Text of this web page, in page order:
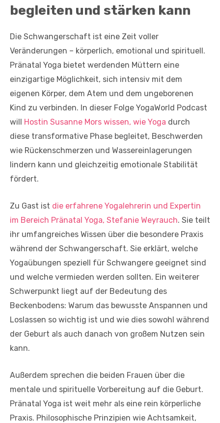
begleiten und stärken kann
Die Schwangerschaft ist eine Zeit voller
Veränderungen – körperlich, emotional und spirituell.
Pränatal Yoga bietet werdenden Müttern eine
einzigartige Möglichkeit, sich intensiv mit dem
eigenen Körper, dem Atem und dem ungeborenen
Kind zu verbinden. In dieser Folge YogaWorld Podcast
will Hostin Susanne Mors wissen, wie Yoga durch
diese transformative Phase begleitet, Beschwerden
wie Rückenschmerzen und Wassereinlagerungen
lindern kann und gleichzeitig emotionale Stabilität
fördert.
Zu Gast ist die erfahrene Yogalehrerin und Expertin
im Bereich Pränatal Yoga, Stefanie Weyrauch. Sie teilt
ihr umfangreiches Wissen über die besondere Praxis
während der Schwangerschaft. Sie erklärt, welche
Yogaübungen speziell für Schwangere geeignet sind
und welche vermieden werden sollten. Ein weiterer
Schwerpunkt liegt auf der Bedeutung des
Beckenbodens: Warum das bewusste Anspannen und
Loslassen so wichtig ist und wie dies sowohl während
der Geburt als auch danach von großem Nutzen sein
kann.
Außerdem sprechen die beiden Frauen über die
mentale und spirituelle Vorbereitung auf die Geburt.
Pränatal Yoga ist weit mehr als eine rein körperliche
Praxis. Philosophische Prinzipien wie Achtsamkeit,